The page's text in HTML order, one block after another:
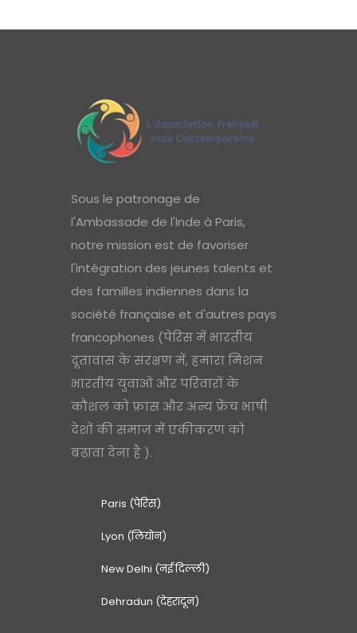
Sous le patronage de
l'Ambassade de l'Inde à Paris,
notre mission est de favoriser
l'intégration des jeunes talents et
des familles indiennes dans la
société française et d'autres pays
francophones (पेरिस में भारतीय
दूतावास के संरक्षण में, हमारा मिशन
भारतीय युवाओं और परिवारों के
कौशल को फ्रांस और अन्य फ्रेंच भाषी
देशों की समाज में एकीकरण को
बढ़ावा देना है ).
Paris (पेरिस)
Lyon (लियोन)
New Delhi (नई दिल्ली)
Dehradun (देहरादून)